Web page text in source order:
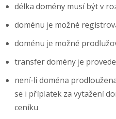
délka domény musí být v
doménu je možné
doménu je možné
transfer domény je
není-li doména
se i příplatek za vytažení
ceníku